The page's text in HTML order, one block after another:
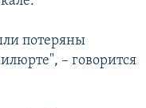
потеряны
– говорится